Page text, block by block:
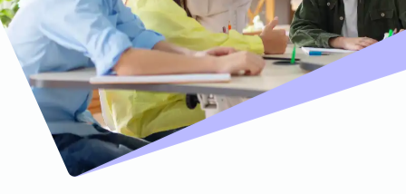
Wohnungsschutzbrief
Zur
Produktübersicht
Gewässerschadenhaftpflicht
Zur
Produktübersicht
Zur
Produktübersicht
Reisehaftpflichtversicherung
Reiserücktrittsversicherung
Zur
Produktübersicht
Produktübersicht
Produktübersicht
Produktübersicht
Montageversicherung
Zur
Produktübersicht
Gruppenunfall für
Betriebe
Gruppenunfall für
Vereine
Kunstversicherung
Ausstellungsversicherung
Valorenversicherung
Oldtimersammlungsversicherung